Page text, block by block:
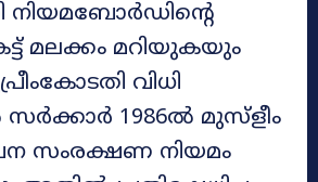
നിയമബോർഡിന്റെ
മലക്കം മറിയുകയും
വിധി
സർക്കാർ 1986ൽ മുസ്ളീം
സംരക്ഷണ നിയമം